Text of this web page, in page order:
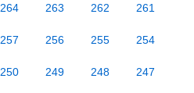
264 263 262 261
257 256 255 254
250 249 248 247